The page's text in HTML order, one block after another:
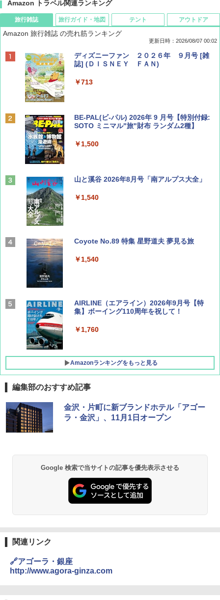
Amazon トラベル関連ランキング
旅行雑誌
Amazon 旅行雑誌 の売れ筋ランキング
更新日時：2026/08/07 00:02
ディズニーファン ２０２６年 ９月号 [雑
誌] (ＤＩＳＮＥＹ ＦＡＮ)
￥713
BE-PAL(ビ-パル) 2026年 9 月号【特別付録:
SOTO ミニマル"旅"財布 ランダム2種】
￥1,500
山と溪谷 2026年8月号「南アルプス大全」
￥1,540
Coyote No.89 特集 星野道夫 夢見る旅
￥1,540
AIRLINE（エアライン）2026年9月号【特
集】ボーイング110周年を祝して！
￥1,760
Amazonランキングをもっと見る
旅行ガイド・地図
D40 地球の歩き方 チェンマイ タイ北部の魅
力的な町 2026～2027 地球の歩き方D アジア
A09 地球の歩き方 イタリア 2026～2027 地
球の歩き方A ヨーロッパ
￥2,479
テント
[キャンパーズコレクション 山善] ポップアッ
プテント 傘みたいに広げて畳める パッとサ
ッとサンシェード キューブ フルクローズ メ
￥6,831
PYKES PEAK (パイクスピーク) 着替えテン
ト プライバシー テント 【中が透けない】 1
人用 折りたたみ 防災グッズ 災害用トイレ ビ
易 トイレテント (ブラック)
テント ワンタッチ RENEW 幅200 2-3人用 43
アウトドア
BUNDOK(バンドック)ソロ ドーム 1 EX BDK
-08EX カーキ ソロキャンプ ポリエステル フ
レーム テント
GRANDOOR ステンレス保冷剤 2個セット 2
コンパクト 保冷力長持ち
￥6,999
編集部のおすすめ記事
金沢・片町に新ブランドホテル「アゴー
ラ・金沢」、11月1日オープン
Google 検索で当サイトの記事を優先表示させる
関連リンク
🔗アゴーラ・銀座
http://www.agora-ginza.com